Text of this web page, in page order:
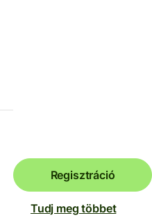
Regisztráció
Tudj meg többet